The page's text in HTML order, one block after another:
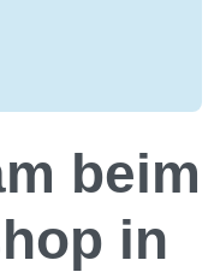
beim
in